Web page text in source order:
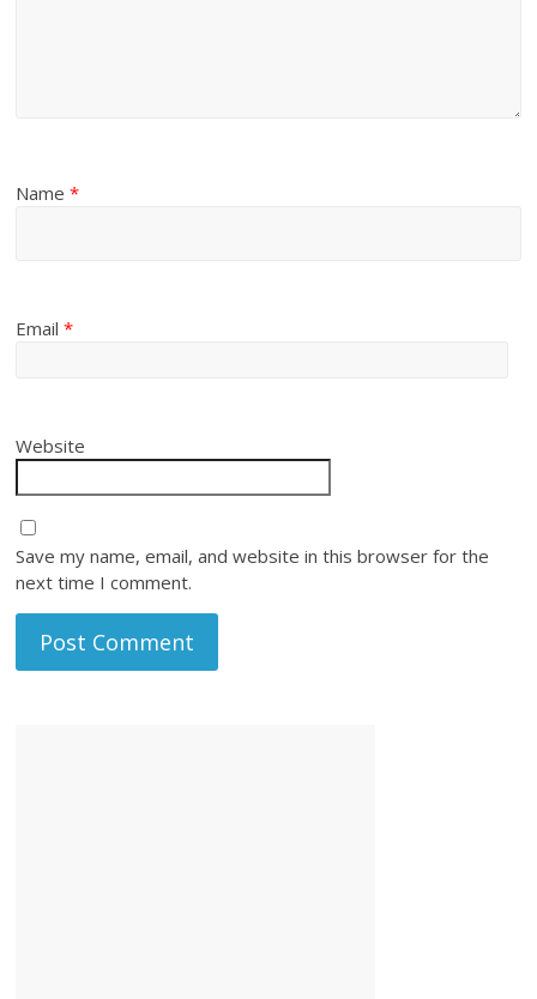
Name*
Email*
Website
Save my name, email, and website in this browser for the
next time I comment.